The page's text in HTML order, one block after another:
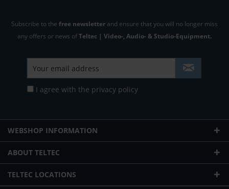
Subscribe to the free newsletter and ensure that you will no longer miss
any offers or news ofTeltec | Video-, Audio- & Studio-Equipment.
I agree with the privacy policy
WEBSHOP INFORMATION
ABOUT TELTEC
TELTEC LOCATIONS